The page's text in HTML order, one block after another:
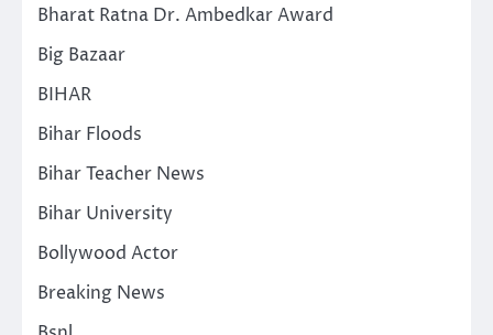
Bharat Ratna Dr. Ambedkar Award
Big Bazaar
BIHAR
Bihar Floods
Bihar Teacher News
Bihar University
Bollywood Actor
Breaking News